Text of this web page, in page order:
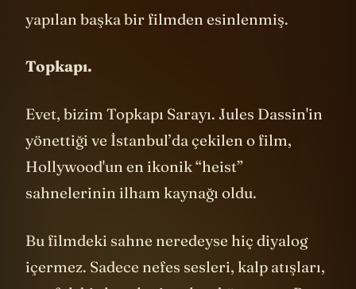
Aslına bakarsanız bu sahne ta 1964’te
Evet, bizim Topkapı Sarayı. Jules Dassin'in
yönettiği ve İstanbul’da çekilen o film,
Hollywood'un en ikonik “heist”
Bu filmdeki sahne neredeyse hiç diyalog